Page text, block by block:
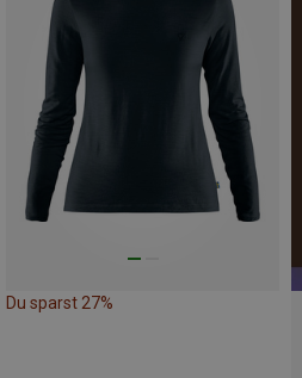
Du sparst 27%